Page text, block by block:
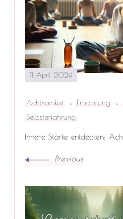
Navigation
11. April 2024
Achtsamkeit Ernährung
Selbsterfahrung
Innere Stärke entdecken:
Previous